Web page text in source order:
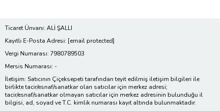
Ticaret Ünvanı: ALİ ŞALLI
Kayıtlı E-Posta Adresi: [email protected]
Vergi Numarası: 7980789503
Mersis Numarası: -
İletişim: Satıcının Çiçeksepeti tarafından teyit edilmiş iletişim bilgileri ile
birlikte tacir/esnaf/sanatkar olan satıcılar için merkez adresi;
tacir/esnaf/sanatkar olmayan satıcılar için merkez adresinin bulunduğu il
bilgisi, ad, soyad ve T.C. kimlik numarası kayıt altında bulunmaktadır.